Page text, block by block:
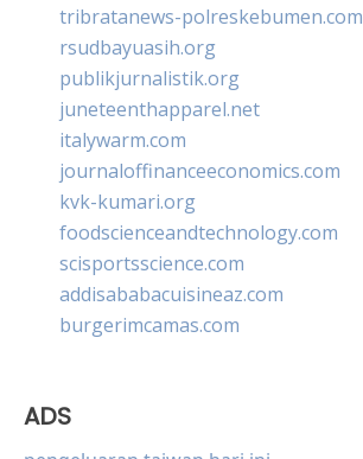
tribratanews-polreskebumen.com
rsudbayuasih.org
publikjurnalistik.org
juneteenthapparel.net
italywarm.com
journaloffinanceeconomics.com
kvk-kumari.org
foodscienceandtechnology.com
scisportsscience.com
addisababacuisineaz.com
burgerimcamas.com
ADS